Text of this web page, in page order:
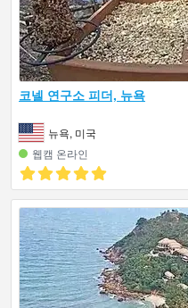
코넬 연구소 피더, 뉴욕
뉴욕, 미국
웹캠 온라인